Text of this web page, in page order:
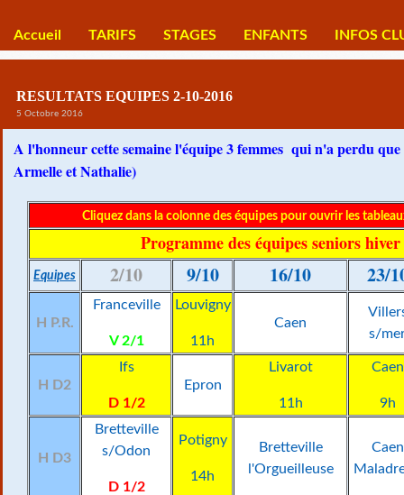
Accueil TARIFS STAGES ENFANTS INFOS
RESULTATS EQUIPES 2-10-2016
5 Octobre 2016
A l'honneur cette semaine l'équipe 3 femmes qui n'a perdu
Armelle et Nathalie)
Cliquez dans la colonne des équipes pour ouvrir les
Programme des équipes seniors hiver
Equipes 2/10 9/10 16/10 23/
H P.R.
Franceville
V 2/1
Louvigny
11h
Caen
s/
H D2
Ifs
D 1/2
Epron
Livarot
11h
Caen
9h
H D3
Bretteville
s/Odon
D 1/2
Potigny
14h
Bretteville
l'Orgueilleuse
Caen